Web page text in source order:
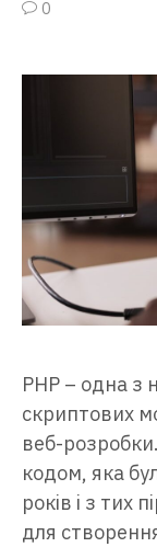
0
PHP – одна з
скриптових
веб-
кодом, яка
років і з тих
для